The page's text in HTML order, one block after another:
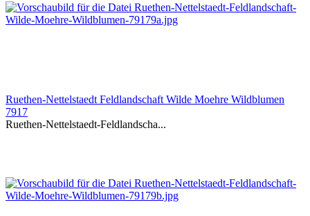
Ruethen-Nettelstaedt Feldlandschaft Wilde Moehre Wildblumen
7917
Ruethen-Nettelstaedt-Feldlandscha...